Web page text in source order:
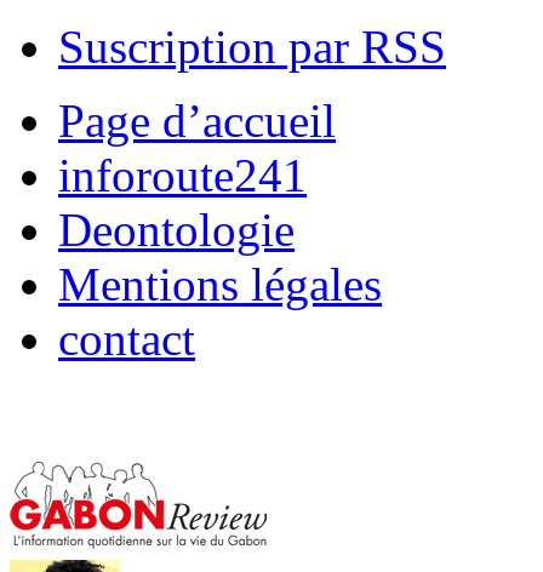
Suscription par RSS
Page d’accueil
inforoute241
Deontologie
Mentions légales
contact